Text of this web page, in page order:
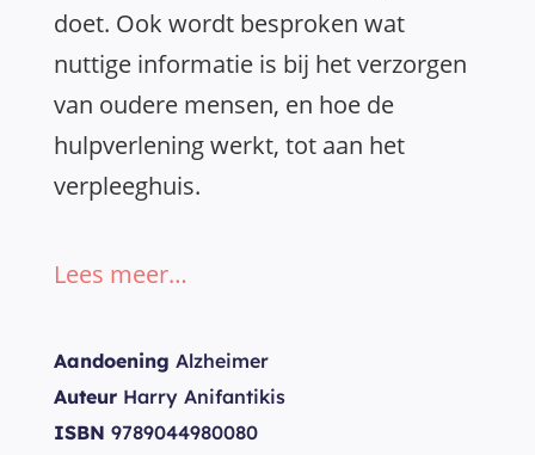
doet. Ook wordt besproken wat
nuttige informatie is bij het verzorgen
van oudere mensen, en hoe de
hulpverlening werkt, tot aan het
verpleeghuis.
Lees meer…
Aandoening Alzheimer
Auteur Harry Anifantikis
ISBN 9789044980080